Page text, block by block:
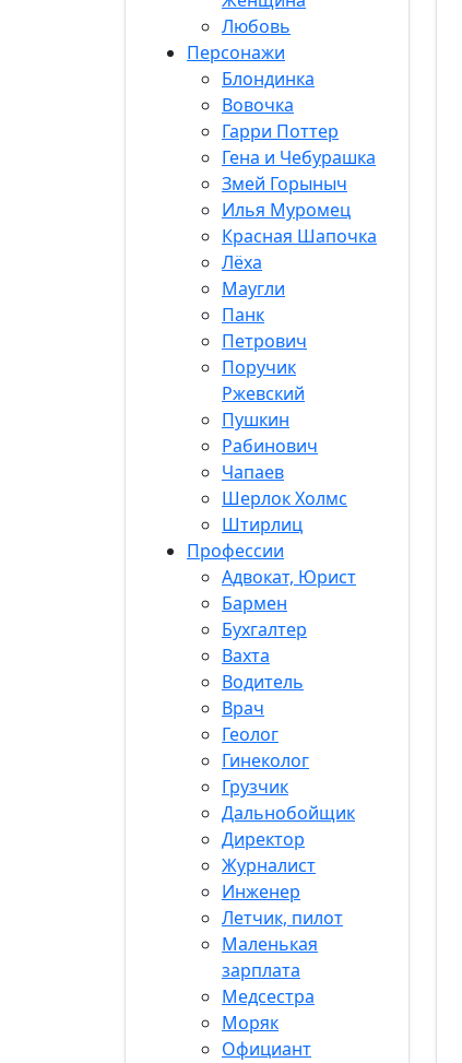
Любовь
Персонажи
Блондинка
Вовочка
Гарри Поттер
Гена и Чебурашка
Змей Горыныч
Илья Муромец
Красная Шапочка
Лёха
Маугли
Панк
Петрович
Поручик
Ржевский
Пушкин
Рабинович
Чапаев
Шерлок Холмс
Штирлиц
Профессии
Адвокат, Юрист
Бармен
Бухгалтер
Вахта
Водитель
Врач
Геолог
Гинеколог
Грузчик
Дальнобойщик
Директор
Журналист
Инженер
Летчик, пилот
Маленькая
зарплата
Медсестра
Моряк
Официант